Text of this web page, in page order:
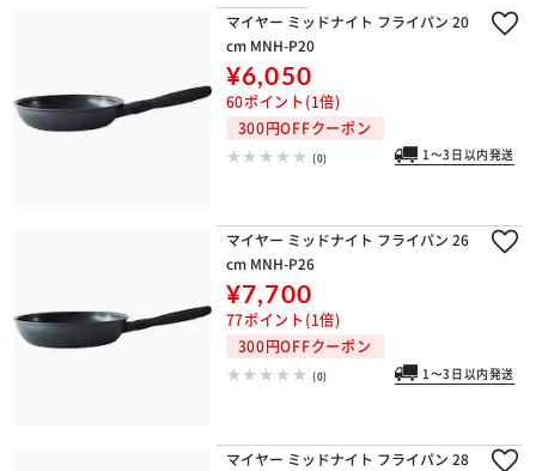
マイヤー ミッドナイト フライパン 20
cm MNH-P20
¥6,050
60ポイント(1倍)
300円OFFクーポン
マイヤー ミッドナイト フライパン 26
cm MNH-P26
¥7,700
77ポイント(1倍)
300円OFFクーポン